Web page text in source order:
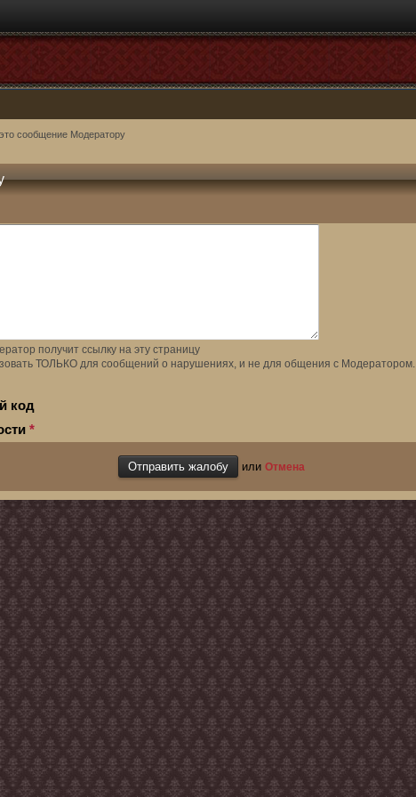
сообщение Модератору
получит ссылку на эту страницу
ТОЛЬКО для сообщений о нарушениях, и не для общения с Модератором.
код
*
или Отмена